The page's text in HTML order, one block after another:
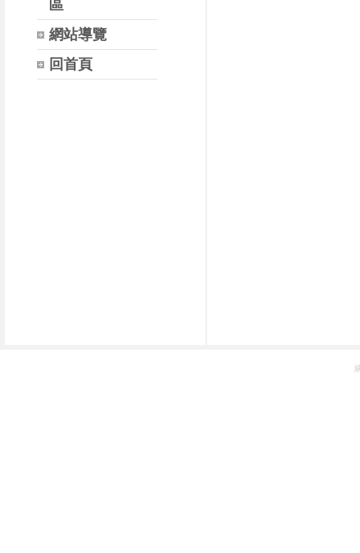
區
網站導覽
回首頁